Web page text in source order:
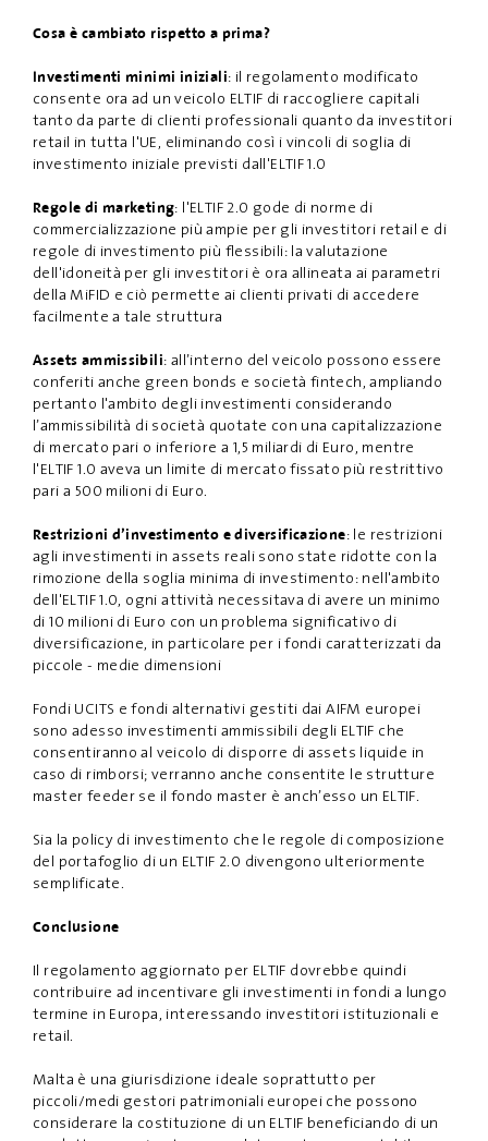
Cosa è cambiato rispetto a prima?
Investimenti minimi iniziali: il regolamento modificato
consente ora ad un veicolo ELTIF di raccogliere capitali
tanto da parte di clienti professionali quanto da investitori
retail in tutta l'UE, eliminando così i vincoli di soglia di
investimento iniziale previsti dall'ELTIF 1.0
Regole di marketing: l'ELTIF 2.0 gode di norme di
commercializzazione più ampie per gli investitori retail e di
regole di investimento più flessibili: la valutazione
dell'idoneità per gli investitori è ora allineata ai parametri
della MiFID e ciò permette ai clienti privati di accedere
facilmente a tale struttura
Assets ammissibili: all’interno del veicolo possono essere
conferiti anche green bonds e società fintech, ampliando
pertanto l'ambito degli investimenti considerando
l’ammissibilità di società quotate con una capitalizzazione
di mercato pari o inferiore a 1,5 miliardi di Euro, mentre
l'ELTIF 1.0 aveva un limite di mercato fissato più restrittivo
pari a 500 milioni di Euro.
Restrizioni d’investimento e diversificazione: le restrizioni
agli investimenti in assets reali sono state ridotte con la
rimozione della soglia minima di investimento: nell'ambito
dell'ELTIF 1.0, ogni attività necessitava di avere un minimo
di 10 milioni di Euro con un problema significativo di
diversificazione, in particolare per i fondi caratterizzati da
piccole - medie dimensioni
Fondi UCITS e fondi alternativi gestiti dai AIFM europei
sono adesso investimenti ammissibili degli ELTIF che
consentiranno al veicolo di disporre di assets liquide in
caso di rimborsi; verranno anche consentite le strutture
master feeder se il fondo master è anch’esso un ELTIF.
Sia la policy di investimento che le regole di composizione
del portafoglio di un ELTIF 2.0 divengono ulteriormente
semplificate.
Conclusione
Il regolamento aggiornato per ELTIF dovrebbe quindi
contribuire ad incentivare gli investimenti in fondi a lungo
termine in Europa, interessando investitori istituzionali e
retail.
Malta è una giurisdizione ideale soprattutto per
piccoli/medi gestori patrimoniali europei che possono
considerare la costituzione di un ELTIF beneficiando di un